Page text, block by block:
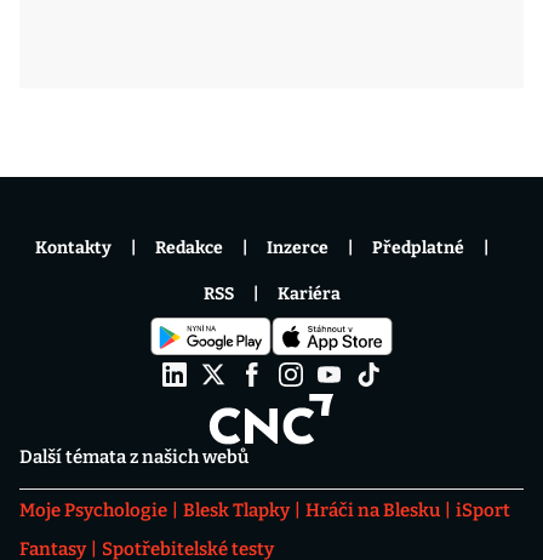
Další témata z našich webů
Moje Psychologie Blesk Tlapky Hráči na Blesku
iSport
Fantasy
Spotřebitelské testy
Kontakty Redakce Inzerce Předplatné
RSS Kariéra